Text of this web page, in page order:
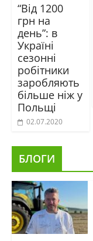
“Від 1200
грн на
день”: в
Україні
сезонні
робітники
заробляють
більше ніж у
Польщі
02.07.2020
БЛОГИ